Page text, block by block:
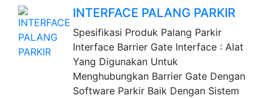
INTERFACE PALANG PARKIR
Spesifikasi Produk Palang Parkir
Interface Barrier Gate Interface : Alat
Yang Digunakan Untuk
Menghubungkan Barrier Gate Dengan
Software Parkir Baik Dengan Sistem